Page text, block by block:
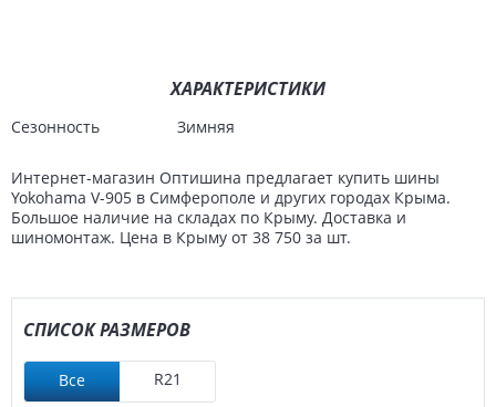
ХАРАКТЕРИСТИКИ
Сезонность Зимняя
Интернет-магазин Оптишина предлагает купить шины
Yokohama V-905 в Симферополе и других городах Крыма.
Большое наличие на складах по Крыму. Доставка и
шиномонтаж. Цена в Крыму от 38 750 за шт.
СПИСОК РАЗМЕРОВ
Все R21